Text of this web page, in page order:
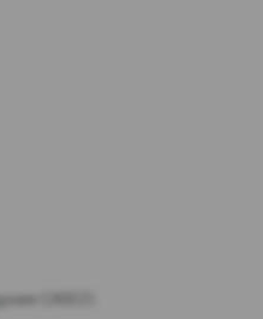
CASCO.